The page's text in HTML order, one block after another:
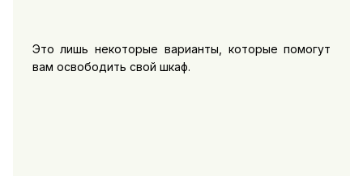
Это лишь некоторые варианты, которые помогут
вам освободить свой шкаф.